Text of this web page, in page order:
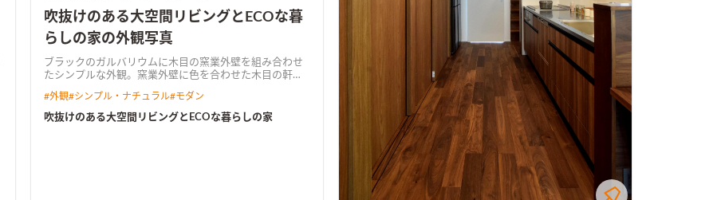
吹抜けのある大空間リビングとECOな暮
らしの家の外観写真
ブラックのガルバリウムに木目の窯業外壁を組み合わせ
たシンプルな外観。窯業外壁に色を合わせた木目の軒天
いリビングを実現させる為に、浴室などの水廻りを2階に
もっていくことによって、1階の居住スペースを広く有効
#外観#シンプル・ナチュラル#モダン
吹抜けのある大空間リビングとECOな暮らしの家